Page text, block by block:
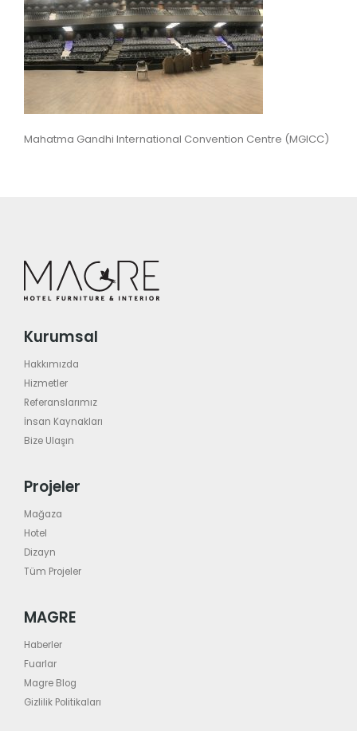
Mahatma Gandhi International Convention Centre (MGICC)
Kurumsal
Hakkımızda
Hizmetler
Referanslarımız
İnsan Kaynakları
Bize Ulaşın
Projeler
Mağaza
Hotel
Dizayn
Tüm Projeler
MAGRE
Haberler
Fuarlar
Magre Blog
Gizlilik Politikaları